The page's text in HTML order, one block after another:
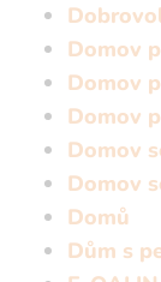
Domov
Domov
Domov
Domov
Domov
Domů
Dům s